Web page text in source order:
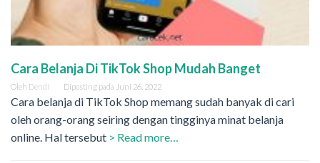
Cara Belanja Di TikTok Shop Mudah Banget
Oleh Dendi Diposting pada Juni 26, 2022
Cara belanja di TikTok Shop memang sudah banyak di cari
oleh orang-orang seiring dengan tingginya minat belanja
online. Hal tersebut > Read more…